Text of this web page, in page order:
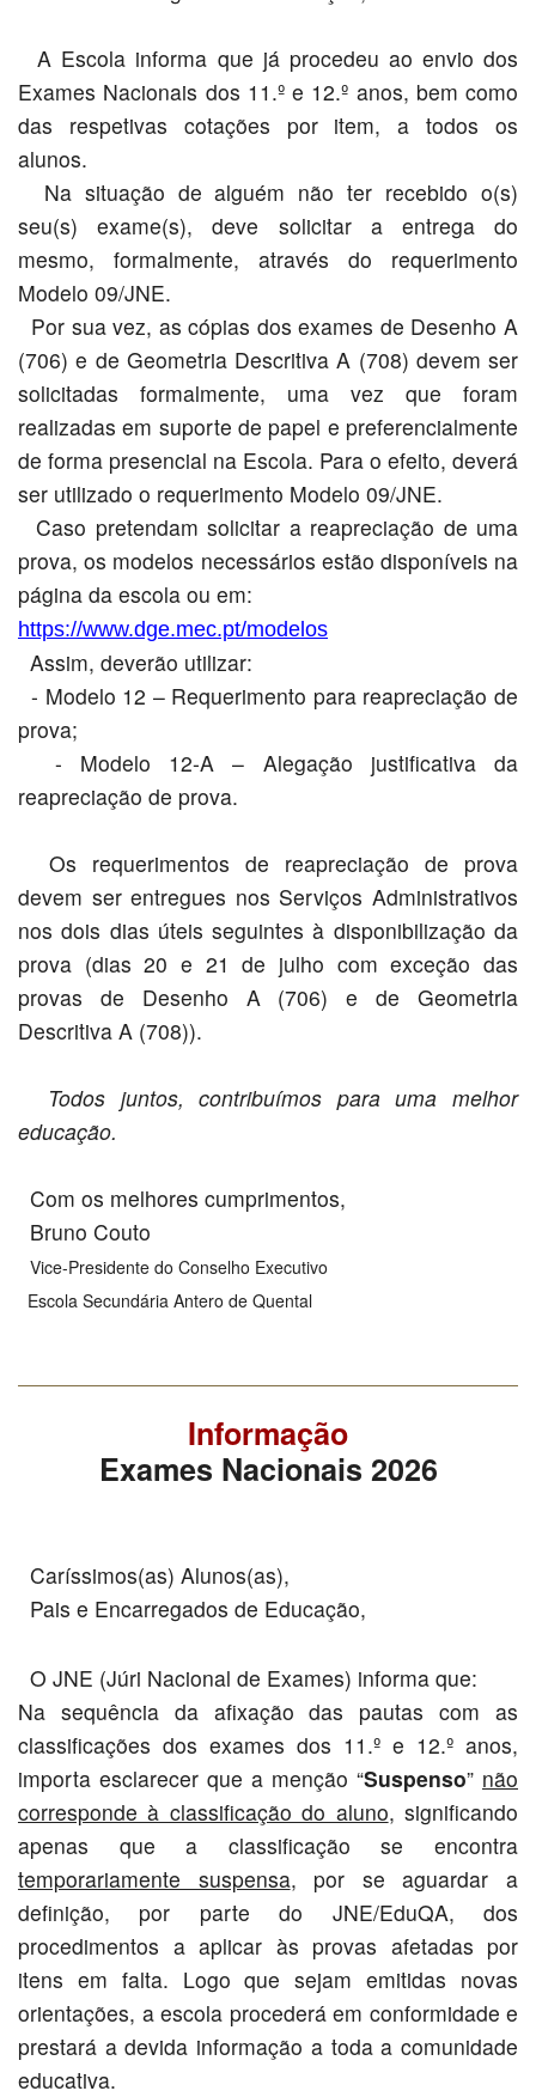
A Escola informa que já procedeu ao envio dos
Exames Nacionais dos 11.º e 12.º anos, bem como
das respetivas cotações por item, a todos os
alunos.
Na situação de alguém não ter recebido o(s)
seu(s) exame(s), deve solicitar a entrega do
mesmo, formalmente, através do requerimento
Modelo 09/JNE.
Por sua vez, as cópias dos exames de Desenho A
(706) e de Geometria Descritiva A (708) devem ser
solicitadas formalmente, uma vez que foram
realizadas em suporte de papel e preferencialmente
de forma presencial na Escola. Para o efeito, deverá
ser utilizado o requerimento Modelo 09/JNE.
Caso pretendam solicitar a reapreciação de uma
prova, os modelos necessários estão disponíveis na
página da escola ou em:
https://www.dge.mec.pt/modelos
Assim, deverão utilizar:
- Modelo 12 – Requerimento para reapreciação de
prova;
- Modelo 12-A – Alegação justificativa da
reapreciação de prova.
Os requerimentos de reapreciação de prova
devem ser entregues nos Serviços Administrativos
nos dois dias úteis seguintes à disponibilização da
prova (dias 20 e 21 de julho com exceção das
provas de Desenho A (706) e de Geometria
Descritiva A (708)).
Todos juntos, contribuímos para uma melhor
educação.
Com os melhores cumprimentos,
Bruno Couto
Vice-Presidente do Conselho Executivo
Escola Secundária Antero de Quental
Informação
Exames Nacionais 2026
Caríssimos(as) Alunos(as),
Pais e Encarregados de Educação,
O JNE (Júri Nacional de Exames) informa que:
Na sequência da afixação das pautas com as
classificações dos exames dos 11.º e 12.º anos,
importa esclarecer que a menção “Suspenso” não
corresponde à classificação do aluno, significando
apenas que a classificação se encontra
temporariamente suspensa, por se aguardar a
definição, por parte do JNE/EduQA, dos
procedimentos a aplicar às provas afetadas por
itens em falta. Logo que sejam emitidas novas
orientações, a escola procederá em conformidade e
prestará a devida informação a toda a comunidade
educativa.